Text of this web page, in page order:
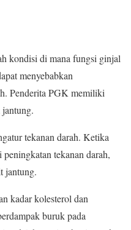
kondisi di mana fungsi ginjal
menyebabkan
Penderita PGK memiliki
tekanan darah. Ketika
tekanan darah,
jantung.
kadar kolesterol dan
buruk pada